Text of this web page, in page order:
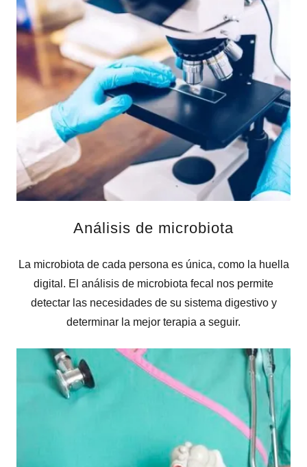
Análisis de microbiota
La microbiota de cada persona es única, como la huella
digital. El análisis de microbiota fecal nos permite
detectar las necesidades de su sistema digestivo y
determinar la mejor terapia a seguir.